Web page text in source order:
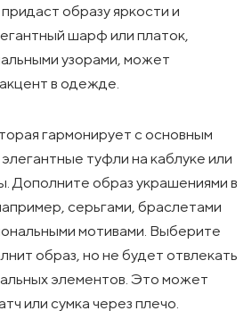
образу яркости и
шарф или платок,
узорами, может
в одежде.
гармонирует с основным
туфли на каблуке или
Дополните образ украшениями в
серьгами, браслетами
мотивами. Выберите
образ, но не будет отвлекать
элементов. Это может
или сумка через плечо.